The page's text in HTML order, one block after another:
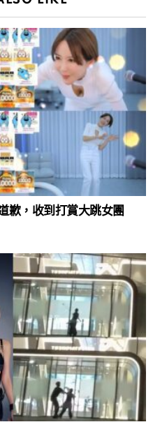
歉，收到打賞大跳女團